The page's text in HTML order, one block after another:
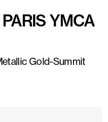
YMCA
Gold-Summit